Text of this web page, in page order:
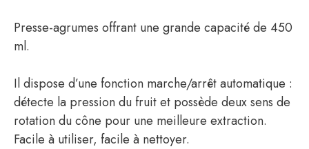
Presse-agrumes offrant une grande capacité de 450
ml.
Il dispose d’une fonction marche/arrêt automatique :
détecte la pression du fruit et possède deux sens de
rotation du cône pour une meilleure extraction.
Facile à utiliser, facile à nettoyer.